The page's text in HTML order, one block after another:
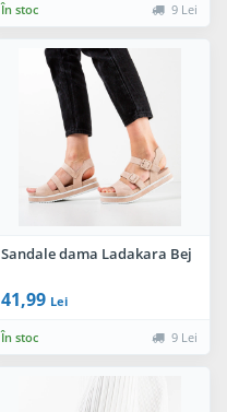
În stoc 9 Lei
Sandale dama Ladakara Bej
41,99 Lei
În stoc 9 Lei